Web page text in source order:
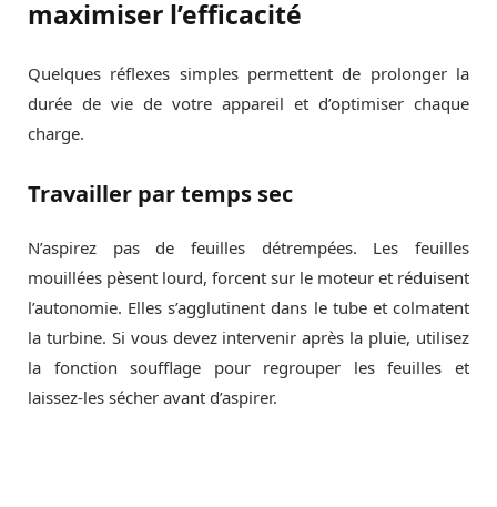
maximiser l’efficacité
Quelques réflexes simples permettent de prolonger la
durée de vie de votre appareil et d’optimiser chaque
charge.
Travailler par temps sec
N’aspirez pas de feuilles détrempées. Les feuilles
mouillées pèsent lourd, forcent sur le moteur et réduisent
l’autonomie. Elles s’agglutinent dans le tube et colmatent
la turbine. Si vous devez intervenir après la pluie, utilisez
la fonction soufflage pour regrouper les feuilles et
laissez-les sécher avant d’aspirer.